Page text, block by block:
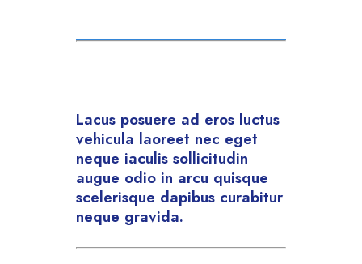
Lacus posuere ad eros luctus
vehicula laoreet nec eget
neque iaculis sollicitudin
augue odio in arcu quisque
scelerisque dapibus curabitur
neque gravida.